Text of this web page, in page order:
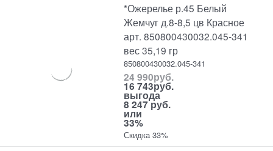
*Ожерелье р.45 Белый
Жемчуг д.8-8,5 цв Красное
арт. 850800430032.045-341
вес 35,19 гр
850800430032.045-341
24 990руб.
16 743руб.
выгода
8 247 руб.
или
33%
Скидка 33%